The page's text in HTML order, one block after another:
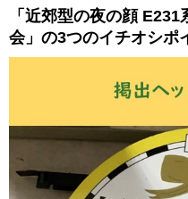
「近郊型の夜の顔
会」の3つのイチオシポ